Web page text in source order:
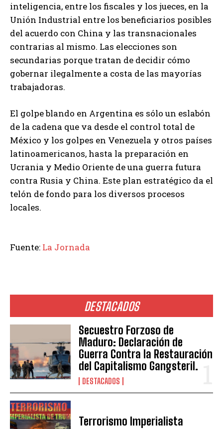
DESTACADOS
Secuestro Forzoso de
Maduro: Declaración de
Guerra Contra la Restauración
del Capitalismo Gangsteril.
DESTACADOS
Terrorismo Imperialista
inteligencia, entre los fiscales y los jueces, en la
Unión Industrial entre los beneficiarios posibles
del acuerdo con China y las transnacionales
contrarias al mismo. Las elecciones son
secundarias porque tratan de decidir cómo
gobernar ilegalmente a costa de las mayorías
trabajadoras.
El golpe blando en Argentina es sólo un eslabón
de la cadena que va desde el control total de
México y los golpes en Venezuela y otros países
latinoamericanos, hasta la preparación en
Ucrania y Medio Oriente de una guerra futura
contra Rusia y China. Este plan estratégico da el
telón de fondo para los diversos procesos
locales.
Fuente: La Jornada